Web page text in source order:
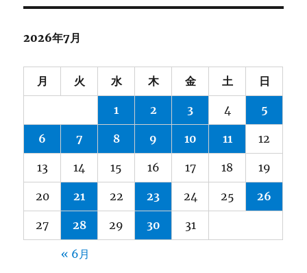
2026年7月
月 火 水 木 金 土 日
1 2 3 4 5
6 7 8 9 10 11 12
13 14 15 16 17 18 19
20 21 22 23 24 25 26
27 28 29 30 31
« 6月